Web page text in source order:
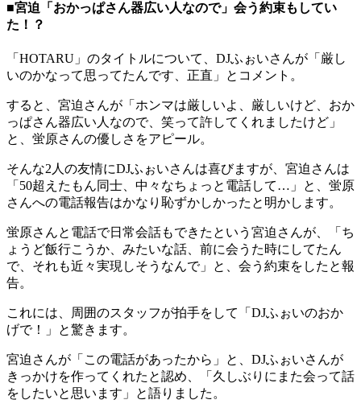
■宮迫「おかっぱさん器広い人なので」会う約束もしてい
た！？
「HOTARU」のタイトルについて、DJふぉいさんが「厳し
いのかなって思ってたんです、正直」とコメント。
すると、宮迫さんが「ホンマは厳しいよ、厳しいけど、おか
っぱさん器広い人なので、笑って許してくれましたけど」
と、蛍原さんの優しさをアピール。
そんな2人の友情にDJふぉいさんは喜びますが、宮迫さんは
「50超えたもん同士、中々なちょっと電話して…」と、蛍原
さんへの電話報告はかなり恥ずかしかったと明かします。
蛍原さんと電話で日常会話もできたという宮迫さんが、「ち
ょうど飯行こうか、みたいな話、前に会うた時にしてたん
で、それも近々実現しそうなんで」と、会う約束をしたと報
告。
これには、周囲のスタッフが拍手をして「DJふぉいのおか
げで！」と驚きます。
宮迫さんが「この電話があったから」と、DJふぉいさんが
きっかけを作ってくれたと認め、「久しぶりにまた会って話
をしたいと思います」と語りました。